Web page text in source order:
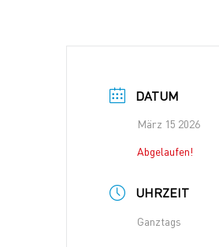
DATUM
März 15 2026
Abgelaufen!
UHRZEIT
Ganztags